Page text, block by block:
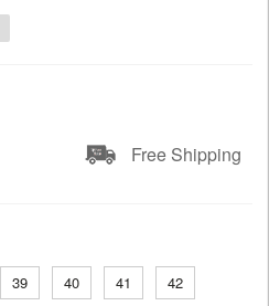
Free Shipping
39 40 41 42